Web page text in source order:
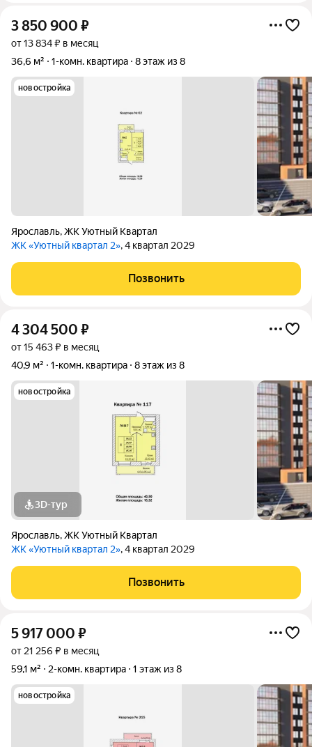
3 850 900 ₽
от 13 834 ₽ в месяц
36,6 м²
1-комн. квартира 8 этаж из 8
новостройка
Ярославль,ЖК Уютный Квартал
ЖК «Уютный квартал 2», 4 квартал 2029
Позвонить
4 304 500 ₽
от 15 463 ₽ в месяц
40,9 м²
1-комн. квартира 8 этаж из 8
новостройка
3D-тур
Ярославль,ЖК Уютный Квартал
ЖК «Уютный квартал 2», 4 квартал 2029
Позвонить
5 917 000 ₽
от 21 256 ₽ в месяц
59,1 м²
2-комн. квартира 1 этаж из 8
новостройка